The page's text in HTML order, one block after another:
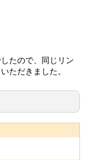
たので、同じリン
ただきました。